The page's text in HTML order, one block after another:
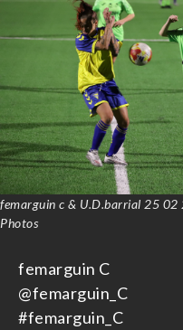
femarguin c & U.D.barrial 25 02
Photos
femarguin C
@femarguin_C
#femarguin_C